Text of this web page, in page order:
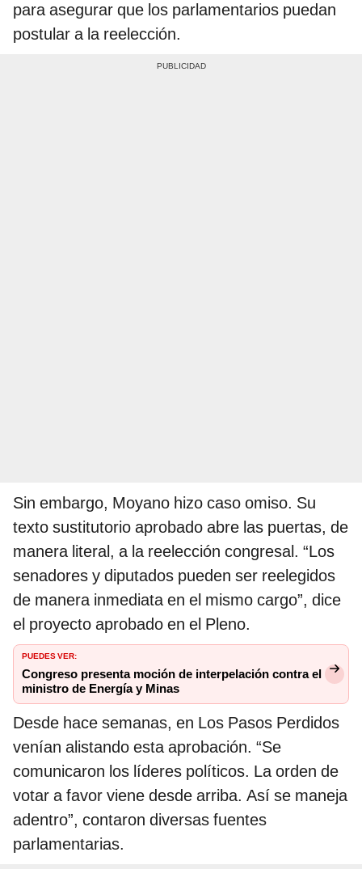
para asegurar que los parlamentarios puedan
postular a la reelección.
Sin embargo, Moyano hizo caso omiso. Su
texto sustitutorio aprobado abre las puertas, de
manera literal, a la reelección congresal. “Los
senadores y diputados pueden ser reelegidos
de manera inmediata en el mismo cargo”, dice
el proyecto aprobado en el Pleno.
PUEDES VER:
Congreso presenta moción de interpelación contra el
ministro de Energía y Minas
Desde hace semanas, en Los Pasos Perdidos
venían alistando esta aprobación. “Se
comunicaron los líderes políticos. La orden de
votar a favor viene desde arriba. Así se maneja
adentro”, contaron diversas fuentes
parlamentarias.